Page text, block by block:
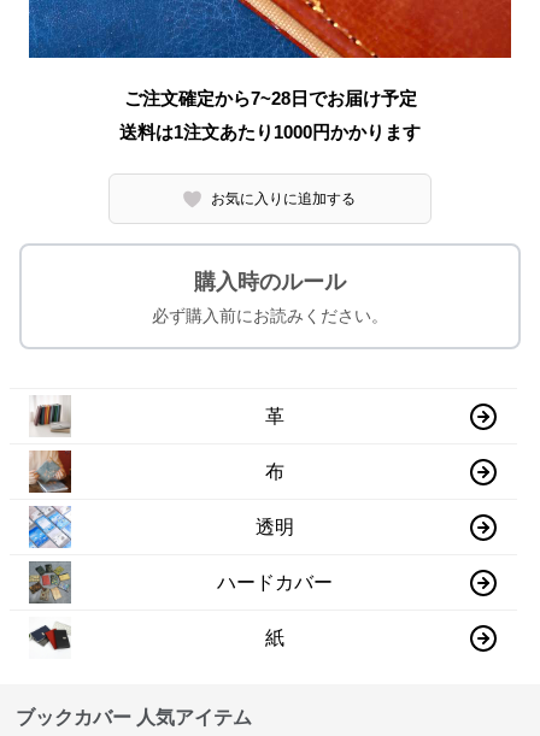
ご注文確定から7~28日でお届け予定
送料は1注文あたり 1000円かかります
お気に入りに追加する
購入時のルール
必ず購入前にお読みください。
革
布
透明
ハードカバー
紙
ブックカバー 人気アイテム